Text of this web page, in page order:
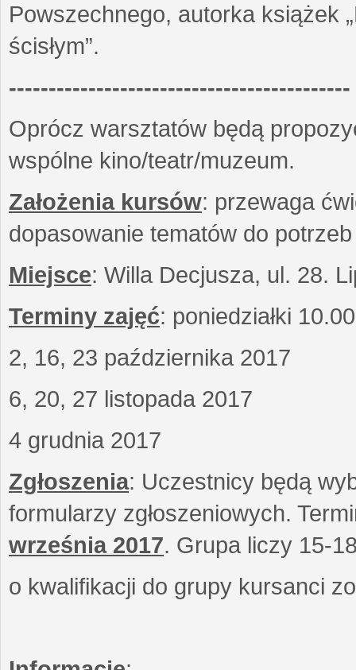
Powszechnego, autorka książek
ścisłym”.
-------------------------------------------
Oprócz warsztatów będą
wspólne kino/teatr/muzeum.
Założenia kursów: przewaga
dopasowanie tematów do
Miejsce: Willa Decjusza, ul. 28.
Terminy zajęć: poniedziałki
2, 16, 23 października 2017
6, 20, 27 listopada 2017
4 grudnia 2017
Zgłoszenia: Uczestnicy będą
formularzy zgłoszeniowych.
września 2017. Grupa liczy 15-
o kwalifikacji do grupy kursanci